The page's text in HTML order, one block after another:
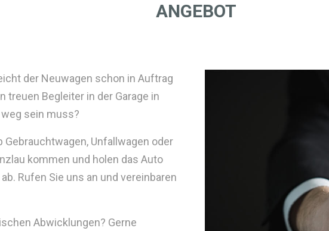
ANGEBOT
der Neuwagen schon in Auftrag
treuen Begleiter in der Garage in
sein muss?
Gebrauchtwagen, Unfallwagen oder
kommen und holen das Auto
Rufen Sie uns an und vereinbaren
Abwicklungen? Gerne